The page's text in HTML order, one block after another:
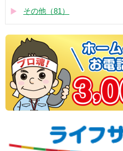
その他（81）